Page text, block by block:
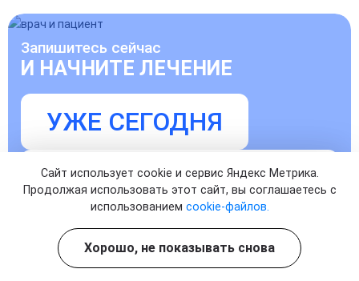
Запишитесь сейчас
И НАЧНИТЕ ЛЕЧЕНИЕ
УЖЕ СЕГОДНЯ
Записаться на прием к врачу
Сайт использует cookie и сервис Яндекс Метрика.
Продолжая использовать этот сайт, вы соглашаетесь с
использованием cookie-файлов.
Хорошо, не показывать снова